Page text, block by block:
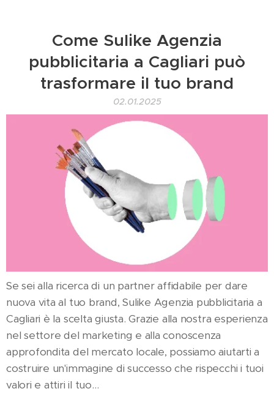
Come Sulike Agenzia
pubblicitaria a Cagliari può
trasformare il tuo brand
02.01.2025
Se sei alla ricerca di un partner affidabile per dare
nuova vita al tuo brand, Sulike Agenzia pubblicitaria a
Cagliari è la scelta giusta. Grazie alla nostra esperienza
nel settore del marketing e alla conoscenza
approfondita del mercato locale, possiamo aiutarti a
costruire un'immagine di successo che rispecchi i tuoi
valori e attiri il tuo...